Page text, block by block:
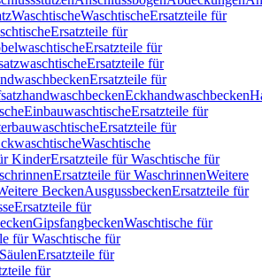
WaschtischeWaschtischeErsatzteile für
Ersatzteile für
Ersatzteile für
Ersatzteile für
Ersatzteile für
Eckhandwaschbecken
EinbauwaschtischeErsatzteile für
Ersatzteile für
Waschtische
KinderErsatzteile für Waschtische für
Ersatzteile für WaschrinnenWeitere
BeckenAusgussbeckenErsatzteile für
Ersatzteile für
GipsfangbeckenWaschtische für
für Waschtische für
SäulenErsatzteile für
für